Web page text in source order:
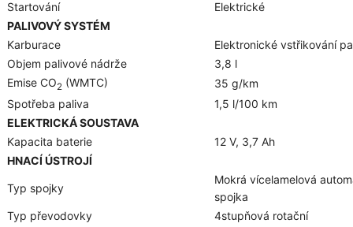
Startování
Elektrické
PALIVOVÝ SYSTÉM
Karburace
Elektronické vstřikování
Objem palivové nádrže
3,8 l
Emise CO2 (WMTC)
35 g/km
Spotřeba paliva
1,5 l/100 km
ELEKTRICKÁ SOUSTAVA
Kapacita baterie
12 V, 3,7 Ah
HNACÍ ÚSTROJÍ
Typ spojky
Mokrá vícelamelová
spojka
Typ převodovky
4stupňová rotační